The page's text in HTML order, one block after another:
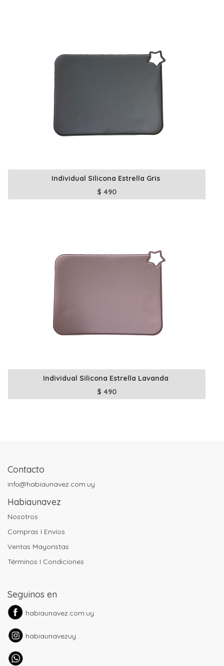
Individual Silicona Estrella Gris
$490
Individual Silicona Estrella Lavanda
$490
Contacto
info@habiaunavez.com.uy
Habiaunavez
Nosotros
Compras I Envíos
Ventas Mayoristas
Términos I Condiciones
Seguinos en
habiaunavez.com.uy
habiaunavezuy